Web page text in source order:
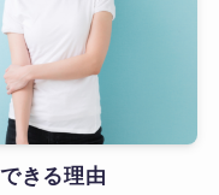
きる理由